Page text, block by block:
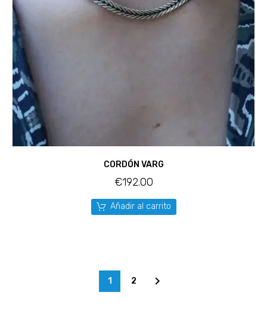
CORDÓN VARG
€192.00
Añadir al carrito
1 2